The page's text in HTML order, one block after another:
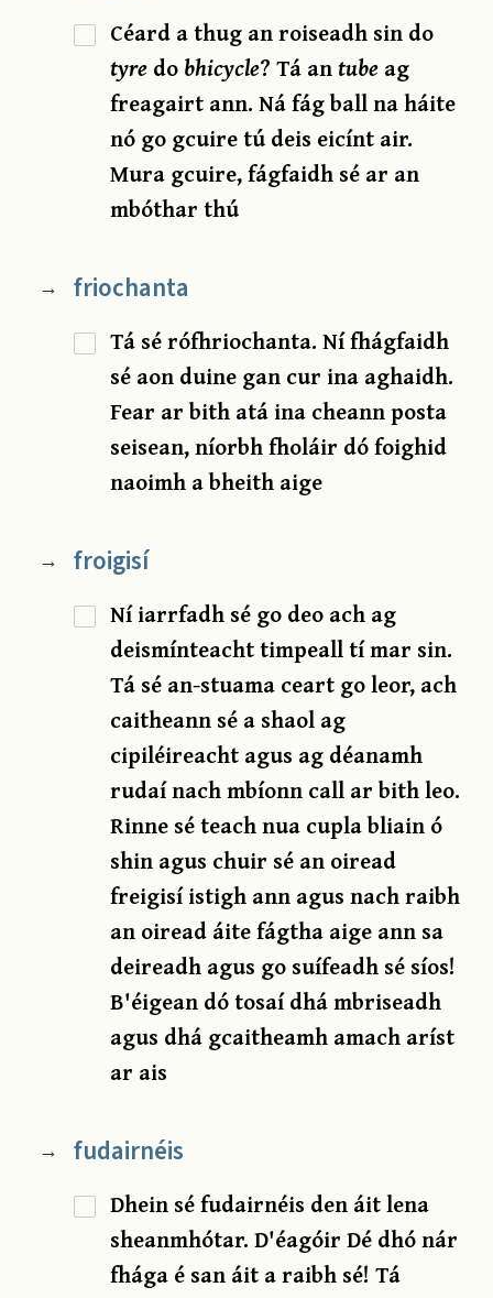
Céard a thug an roiseadh sin do
tyredobhicycle? Tá antubeag
freagairt ann. Ná fág ball na háite
nó go gcuire tú deis eicínt air.
Mura gcuire, fágfaidh sé ar an
mbóthar thú
→ friochanta
Tá sé rófhriochanta. Ní fhágfaidh
sé aon duine gan cur ina aghaidh.
Fear ar bith atá ina cheann posta
seisean, níorbh fholáir dó foighid
naoimh a bheith aige
→ froigisí
Ní iarrfadh sé go deo ach ag
deismínteacht timpeall tí mar sin.
Tá sé an-stuama ceart go leor, ach
caitheann sé a shaol ag
cipiléireacht agus ag déanamh
rudaí nach mbíonn call ar bith leo.
Rinne sé teach nua cupla bliain ó
shin agus chuir sé an oiread
freigisí istigh ann agus nach raibh
an oiread áite fágtha aige ann sa
deireadh agus go suífeadh sé síos!
B'éigean dó tosaí dhá mbriseadh
agus dhá gcaitheamh amach aríst
ar ais
→ fudairnéis
Dhein sé fudairnéis den áit lena
sheanmhótar. D'éagóir Dé dhó nár
fhága é san áit a raibh sé! Tá